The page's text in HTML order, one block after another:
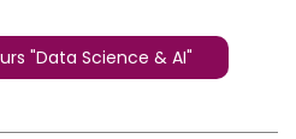
"Data Science & AI"